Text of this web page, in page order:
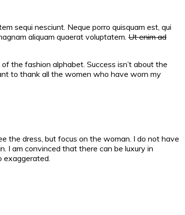
sequi nesciunt. Neque porro quisquam est, qui
aliquam quaerat voluptatem. Ut enim ad
the fashion alphabet. Success isn’t about the
to thank all the women who have worn my
the dress, but focus on the woman. I do not have
I am convinced that there can be luxury in
exaggerated.